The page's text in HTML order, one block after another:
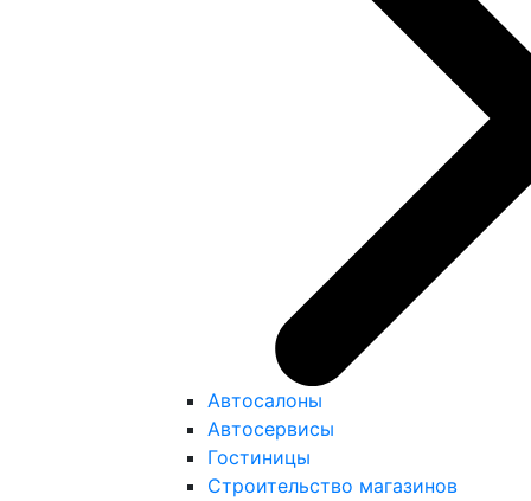
Автосалоны
Автосервисы
Гостиницы
Строительство магазинов